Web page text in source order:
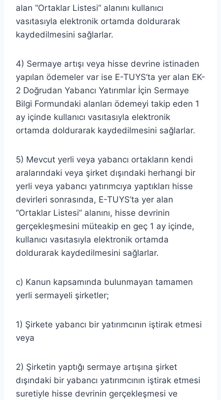
alan “Ortaklar Listesi” alanını kullanıcı
vasıtasıyla elektronik ortamda doldurarak
kaydedilmesini sağlarlar.
4) Sermaye artışı veya hisse devrine istinaden
yapılan ödemeler var ise E-TUYS’ta yer alan EK-
2 Doğrudan Yabancı Yatırımlar İçin Sermaye
Bilgi Formundaki alanları ödemeyi takip eden 1
ay içinde kullanıcı vasıtasıyla elektronik
ortamda doldurarak kaydedilmesini sağlarlar.
5) Mevcut yerli veya yabancı ortakların kendi
aralarındaki veya şirket dışındaki herhangi bir
yerli veya yabancı yatırımcıya yaptıkları hisse
devirleri sonrasında, E-TUYS’ta yer alan
“Ortaklar Listesi” alanını, hisse devrinin
gerçekleşmesini müteakip en geç 1 ay içinde,
kullanıcı vasıtasıyla elektronik ortamda
doldurarak kaydedilmesini sağlarlar.
c) Kanun kapsamında bulunmayan tamamen
yerli sermayeli şirketler;
1) Şirkete yabancı bir yatırımcının iştirak etmesi
veya
2) Şirketin yaptığı sermaye artışına şirket
dışındaki bir yabancı yatırımcının iştirak etmesi
suretiyle hisse devrinin gerçekleşmesi ve